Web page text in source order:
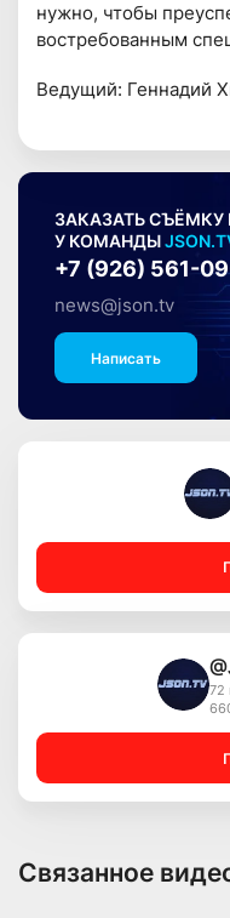
нужно, чтобы
востребованным
Ведущий: Геннадий
ЗАКАЗАТЬ СЪЁМКУ
У КОМАНДЫ
+7 (926) 561-
news@json.tv
Написать
72
Связанное